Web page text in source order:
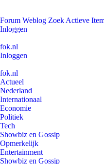
Forum Weblog Zoek Actieve
Inloggen
fok.nl
Inloggen
fok.nl
Actueel
Nederland
Internationaal
Economie
Politiek
Tech
Showbiz en Gossip
Opmerkelijk
Entertainment
Showbiz en Gossip